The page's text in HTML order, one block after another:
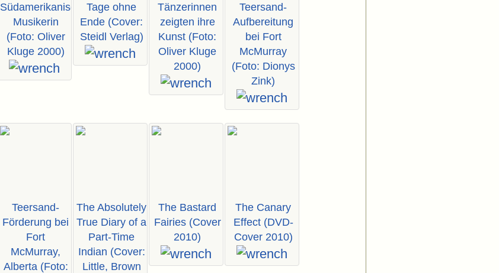
Südamerikanische
Musikerin
(Foto: Oliver
Kluge 2000)
Tage ohne
Ende (Cover:
Steidl Verlag)
Tänzerinnen
zeigten ihre
Kunst (Foto:
Oliver Kluge
2000)
Teersand-
Aufbereitung
bei Fort
McMurray
(Foto: Dionys
Zink)
Teersand-
Förderung bei
Fort
McMurray,
Alberta (Foto:
The Absolutely
True Diary of a
Part-Time
Indian (Cover:
Little, Brown
The Bastard
Fairies (Cover
2010)
The Canary
Effect (DVD-
Cover 2010)